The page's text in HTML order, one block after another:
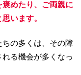
めたり、ご両親に
います。
の多くは、その障
る機会が多くなっ